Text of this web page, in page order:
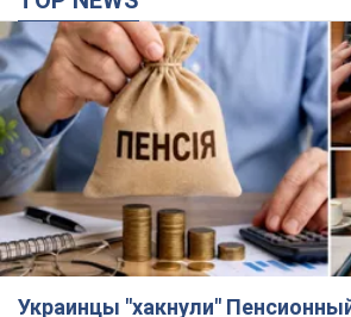
Украинцы "хакнули"
выплаты массово увеличивают
денег не хватает
Как пересчитывают пенсии
4 часа назад 86,6 т.
ВАКС избрал меру пресечения
Украины в США Стефанишиной: